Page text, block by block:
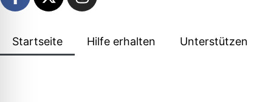
Startseite Hilfe erhalten Unterstützen